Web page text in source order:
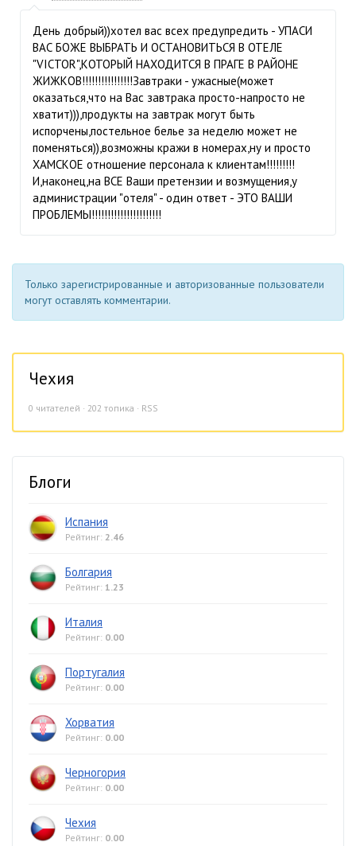
День добрый))хотел вас всех предупредить - УПАСИ
ВАС БОЖЕ ВЫБРАТЬ И ОСТАНОВИТЬСЯ В ОТЕЛЕ
"VICTOR",КОТОРЫЙ НАХОДИТСЯ В ПРАГЕ В РАЙОНЕ
ЖИЖКОВ!!!!!!!!!!!!!!!!Завтраки - ужасные(может
оказаться,что на Вас завтрака просто-напросто не
хватит))),продукты на завтрак могут быть
испорчены,постельное белье за неделю может не
поменяться)),возможны кражи в номерах,ну и просто
ХАМСКОЕ отношение персонала к клиентам!!!!!!!!!
И,наконец,на ВСЕ Ваши претензии и возмущения,у
администрации "отеля" - один ответ - ЭТО ВАШИ
ПРОБЛЕМЫ!!!!!!!!!!!!!!!!!!!!!!
Только зарегистрированные и авторизованные пользователи
могут оставлять комментарии.
Чехия
0 читателей · 202 топика · RSS
Блоги
Испания
Рейтинг: 2.46
Болгария
Рейтинг: 1.23
Италия
Рейтинг: 0.00
Португалия
Рейтинг: 0.00
Хорватия
Рейтинг: 0.00
Черногория
Рейтинг: 0.00
Чехия
Рейтинг: 0.00